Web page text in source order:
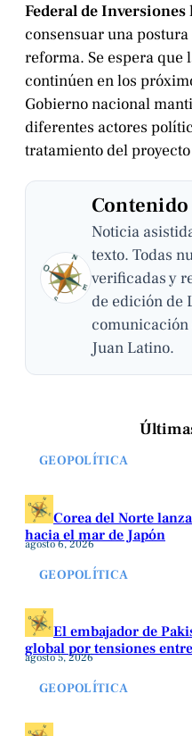
Federal de Inversiones
consensuar una
reforma. Se espera que
continúen en los
Gobierno nacional
diferentes actores
tratamiento del
Noticia
texto. Todas
verificadas y
de edición de
comunicación
Juan Latino.
GEOPOLÍTICA
Corea del Norte
hacia el mar de Japón
agosto 6, 2026
GEOPOLÍTICA
El embajador de
global por tensiones
agosto 5, 2026
GEOPOLÍTICA